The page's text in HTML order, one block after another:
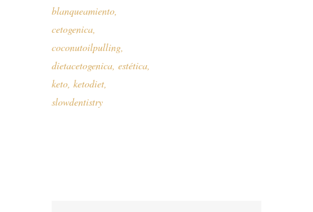
blanqueamiento,
cetogenica,
coconutoilpulling,
dietacetogenica, estética,
keto, ketodiet,
slowdentistry